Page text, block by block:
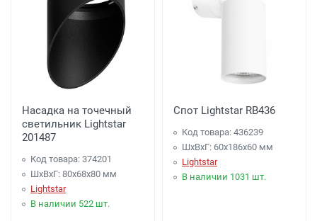
Насадка на точечный
светильник Lightstar
201487
Код товара: 374201
ШхВхГ: 80x68x80 мм
Lightstar
В наличии 522 шт.
Спот Lightstar RB436
Код товара: 436239
ШхВхГ: 60x186x60 мм
Lightstar
В наличии 1031 шт.